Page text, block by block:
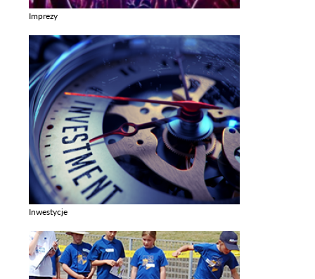
Imprezy
Inwestycje